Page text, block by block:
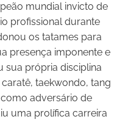
mundial invicto de
profissional durante
os tatames para
presença imponente e
sua própria disciplina
taekwondo, tang
adversário de
uma prolífica carreira